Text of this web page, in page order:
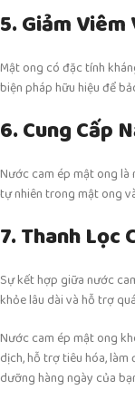
5. Giảm
Mật ong có đặc tính
biện pháp hữu hiệu để
6. Cung Cấp
Nước cam ép mật ong
tự nhiên trong mật ong
7. Thanh Lọc
Sự kết hợp giữa nước
khỏe lâu dài và hỗ trợ
Nước cam ép mật ong
dịch, hỗ trợ tiêu hóa,
dưỡng hàng ngày của